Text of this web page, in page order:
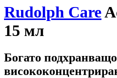
Rudolph Care
15 мл
Богато